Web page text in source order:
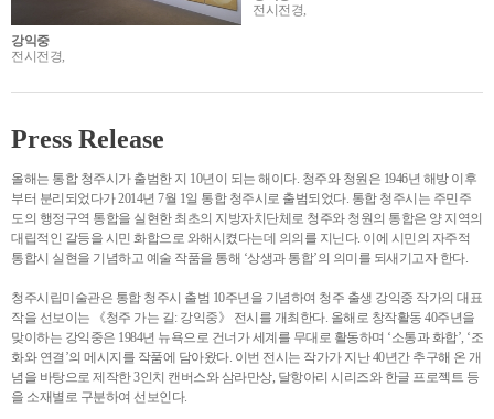
전시전경,
강익중
전시전경,
Press Release
올해는 통합 청주시가 출범한 지 10년이 되는 해이다. 청주와 청원은 1946년 해방 이후
부터 분리되었다가 2014년 7월 1일 통합 청주시로 출범되었다. 통합 청주시는 주민주
도의 행정구역 통합을 실현한 최초의 지방자치단체로 청주와 청원의 통합은 양 지역의
대립적인 갈등을 시민 화합으로 와해시켰다는데 의의를 지닌다. 이에 시민의 자주적
통합시 실현을 기념하고 예술 작품을 통해 ‘상생과 통합’의 의미를 되새기고자 한다.
청주시립미술관은 통합 청주시 출범 10주년을 기념하여 청주 출생 강익중 작가의 대표
작을 선보이는 《청주 가는 길: 강익중》 전시를 개최한다. 올해로 창작활동 40주년을
맞이하는 강익중은 1984년 뉴욕으로 건너가 세계를 무대로 활동하며 ‘소통과 화합’, ‘조
화와 연결’의 메시지를 작품에 담아왔다. 이번 전시는 작가가 지난 40년간 추구해 온 개
념을 바탕으로 제작한 3인치 캔버스와 삼라만상, 달항아리 시리즈와 한글 프로젝트 등
을 소재별로 구분하여 선보인다.